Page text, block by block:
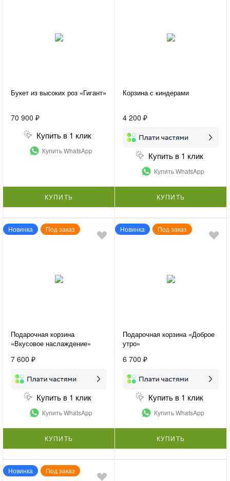
Букет из высоких роз «Гигант»
70 900 ₽
Купить в 1 клик
Купить WhatsApp
КУПИТЬ
Корзина с киндерами
4 200 ₽
Купить в 1 клик
Купить WhatsApp
КУПИТЬ
Новинка Под заказ
Подарочная корзина
«Вкусовое наслаждение»
7 600 ₽
Купить в 1 клик
Купить WhatsApp
КУПИТЬ
Новинка Под заказ
Подарочная корзина «Доброе
утро»
6 700 ₽
Купить в 1 клик
Купить WhatsApp
КУПИТЬ
Новинка Под заказ